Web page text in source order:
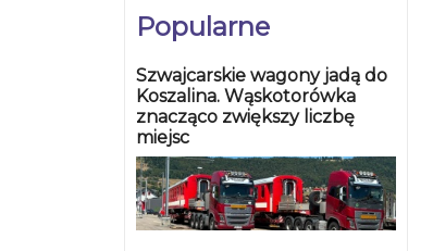
Popularne
Szwajcarskie wagony jadą do
Koszalina. Wąskotorówka
znacząco zwiększy liczbę
miejsc